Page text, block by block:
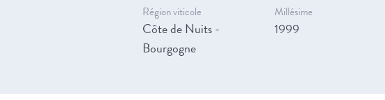
Région viticole
Côte de Nuits -
Bourgogne
Millésime
1999